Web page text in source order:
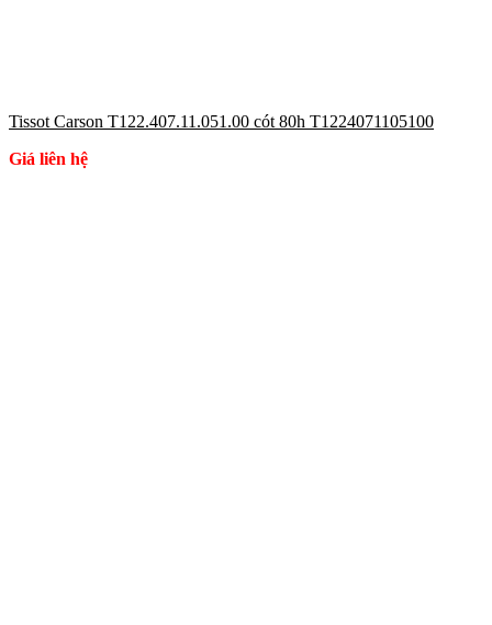
Tissot Carson T122.407.11.051.00 cót 80h T1224071105100
Giá liên hệ